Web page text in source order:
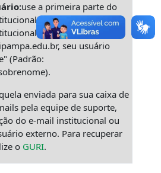
use a primeira parte do
por exemplo, se o
for
seu usuário
(Padrão:
enviada para sua caixa de
pela equipe de suporte,
do e-mail institucional ou
externo. Para recuperar
o GURI.